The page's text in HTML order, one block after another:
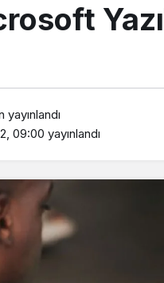
yayınlandı
09:00 yayınlandı